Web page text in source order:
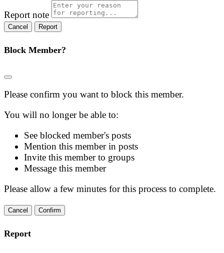
Report note
Report
Block Member?
Please confirm you want to block this member.
You will no longer be able to:
See blocked member's posts
Mention this member in posts
Invite this member to groups
Message this member
Please allow a few minutes for this process to complete.
Confirm
Report